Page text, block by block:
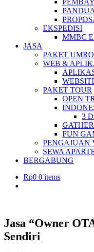
EKSPEDISI
MMBC
JASA
PAKET
WEB &
PAKET TOUR
OPEN
3
FUN
PENGAJUAN
SEWA
BERGABUNG
Rp0 0 items
Jasa “Owner
Sendiri